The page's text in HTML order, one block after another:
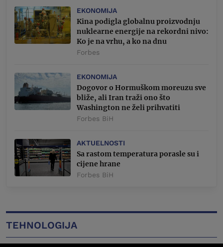
EKONOMIJA
Kina podigla globalnu proizvodnju
nuklearne energije na rekordni nivo:
Ko je na vrhu, a ko na dnu
Forbes
EKONOMIJA
Dogovor o Hormuškom moreuzu sve
bliže, ali Iran traži ono što
Washington ne želi prihvatiti
Forbes BiH
AKTUELNOSTI
Sa rastom temperatura porasle su i
cijene hrane
Forbes BiH
TEHNOLOGIJA